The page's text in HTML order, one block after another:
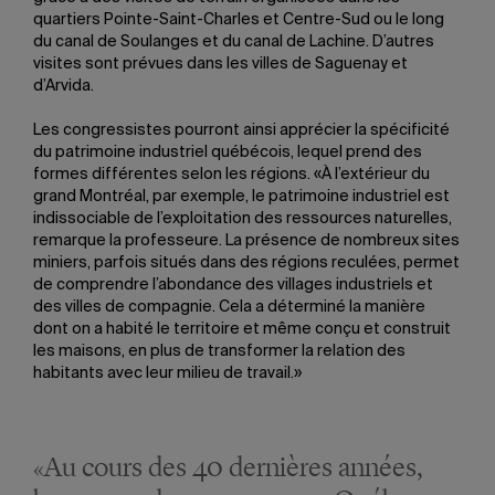
quartiers Pointe-Saint-Charles et Centre-Sud ou le long
du canal de Soulanges et du canal de Lachine. D’autres
visites sont prévues dans les villes de Saguenay et
d’Arvida.
Les congressistes pourront ainsi apprécier la spécificité
du patrimoine industriel québécois, lequel prend des
formes différentes selon les régions. «À l’extérieur du
grand Montréal, par exemple, le patrimoine industriel est
indissociable de l’exploitation des ressources naturelles,
remarque la professeure. La présence de nombreux sites
miniers, parfois situés dans des régions reculées, permet
de comprendre l’abondance des villages industriels et
des villes de compagnie. Cela a déterminé la manière
dont on a habité le territoire et même conçu et construit
les maisons, en plus de transformer la relation des
habitants avec leur milieu de travail.»
«Au cours des 40 dernières années,